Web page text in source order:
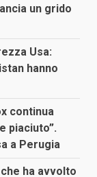
un grido
Usa:
hanno
continua
piaciuto”.
a Perugia
ha avvolto